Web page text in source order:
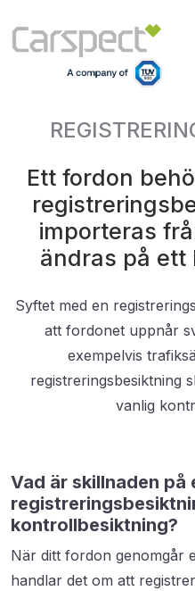
Ett fordon
importeras
ändras på
Syftet med en
att fordonet uppnår
exempelvis
registreringsbesiktning
vanlig
Vad är skillnaden på
kontrollbesiktning?
När ditt fordon genomgår
handlar det om att